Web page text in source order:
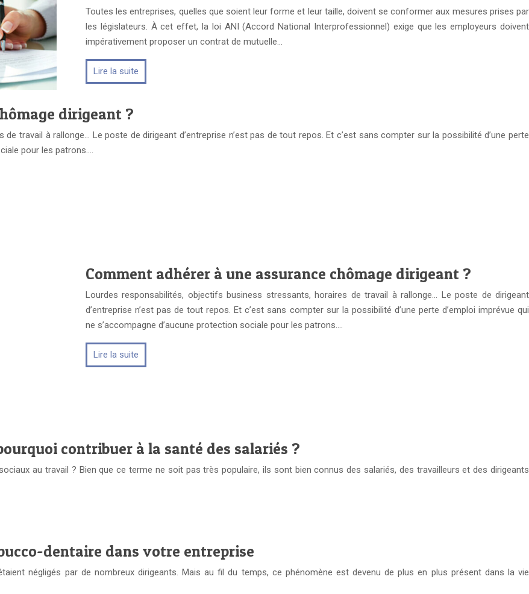
Toutes les entreprises, quelles que soient leur forme et leur taille, doivent se conformer aux mesures prises par
les législateurs. À cet effet, la loi ANI (Accord National Interprofessionnel) exige que les employeurs doivent
impérativement proposer un contrat de mutuelle…
Lire la suite
dirigeant ?
travail à rallonge… Le poste de dirigeant d’entreprise n’est pas de tout repos. Et c’est sans compter sur la possibilité d’une perte
pour les patrons….
Comment adhérer à une assurance chômage dirigeant ?
Lourdes responsabilités, objectifs business stressants, horaires de travail à rallonge… Le poste de dirigeant
d’entreprise n’est pas de tout repos. Et c’est sans compter sur la possibilité d’une perte d’emploi imprévue qui
ne s’accompagne d’aucune protection sociale pour les patrons….
Lire la suite
contribuer à la santé des salariés ?
au travail ? Bien que ce terme ne soit pas très populaire, ils sont bien connus des salariés, des travailleurs et des dirigeants
dentaire dans votre entreprise
négligés par de nombreux dirigeants. Mais au fil du temps, ce phénomène est devenu de plus en plus présent dans la vie